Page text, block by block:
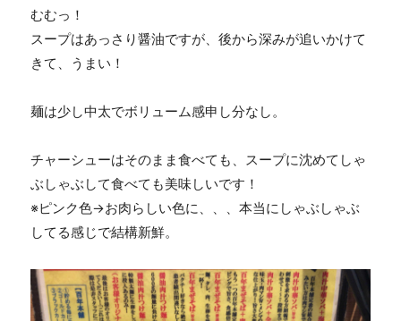
むむっ！
スープはあっさり醤油ですが、後から深みが追いかけて
きて、うまい！
麺は少し中太でボリューム感申し分なし。
チャーシューはそのまま食べても、スープに沈めてしゃ
ぶしゃぶして食べても美味しいです！
※ピンク色→お肉らしい色に、、、本当にしゃぶしゃぶ
してる感じで結構新鮮。